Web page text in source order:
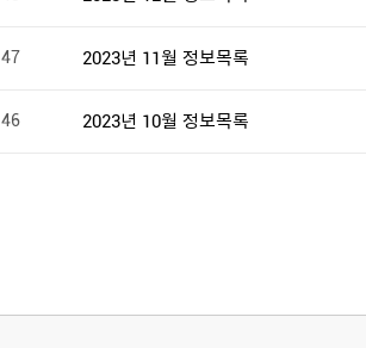
47 2023년 11월 정보목록
46 2023년 10월 정보목록